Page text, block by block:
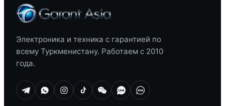
Электроника и техника с гарантией по
всему Туркменистану. Работаем с 2010
года.